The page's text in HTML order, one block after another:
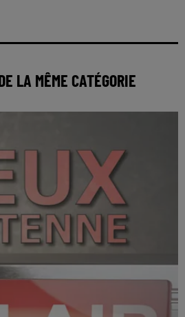
LA MÊME CATÉGORIE